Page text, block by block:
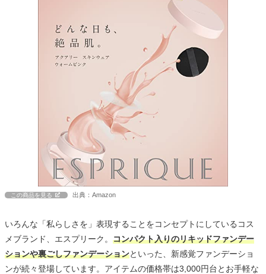
この商品を見る 出典：Amazon
いろんな「私らしさを」表現することをコンセプトにしているコス
メブランド、エスプリーク。 コンパクト入りのリキッドファンデー
ションや裏ごしファンデーションといった、新感覚ファンデーショ
ンが続々登場しています。アイテムの価格帯は3,000円台とお手軽な